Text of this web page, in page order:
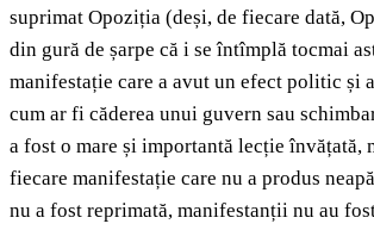
suprimat Opoziția (deși, de fiecare dată,
din gură de șarpe că i se întîmplă tocmai
manifestație care a avut un efect politic și
cum ar fi căderea unui guvern sau
a fost o mare și importantă lecție învățată,
fiecare manifestație care nu a produs
nu a fost reprimată, manifestanții nu au